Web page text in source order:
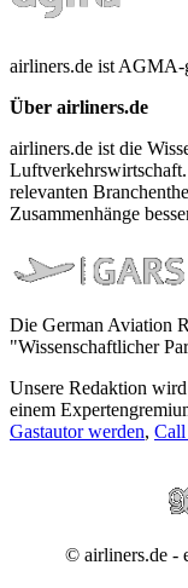
airliners.de ist AGMA-
Über airliners.de
airliners.de ist die
relevanten
Zusammenhänge
Die German Aviation
"Wissenschaftlicher
Unsere Redaktion
einem
Gastautor werden, Call
© airliners.de -